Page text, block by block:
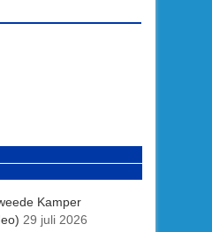
Kamper
29 juli 2026